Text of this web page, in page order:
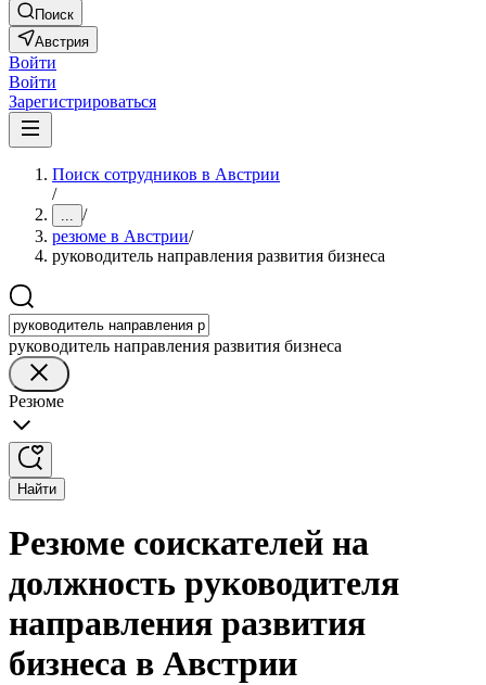
Поиск
Австрия
Войти
Войти
Зарегистрироваться
Поиск сотрудников в Австрии
/
... /
резюме в Австрии/
руководитель направления развития бизнеса
руководитель направления развития бизнеса
Резюме
Найти
Резюме соискателей на
должность руководителя
направления развития
бизнеса в Австрии